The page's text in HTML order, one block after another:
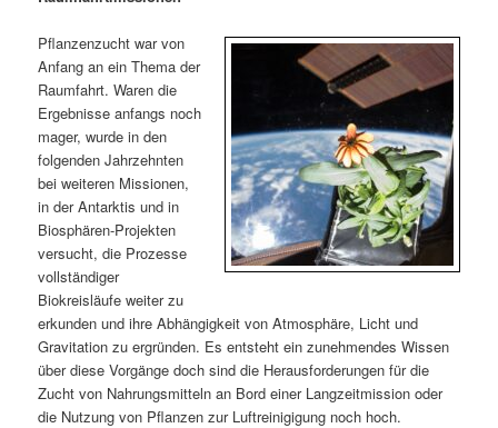
ä
r
e
n
I
n
h
a
n
d
ä
r
e
n
I
n
n
v
i
g
a
t
i
o
n
Pflanzenzucht war von
Anfang an ein Thema der
Raumfahrt. Waren die
Ergebnisse anfangs noch
mager, wurde in den
folgenden Jahrzehnten
bei weiteren Missionen,
in der Antarktis und in
Biosphären-Projekten
versucht, die Prozesse
vollständiger
Biokreisläufe weiter zu
erkunden und ihre Abhängigkeit von Atmosphäre, Licht und
Gravitation zu ergründen. Es entsteht ein zunehmendes Wissen
über diese Vorgänge doch sind die Herausforderungen für die
Zucht von Nahrungsmitteln an Bord einer Langzeitmission oder
die Nutzung von Pflanzen zur Luftreinigigung noch hoch.